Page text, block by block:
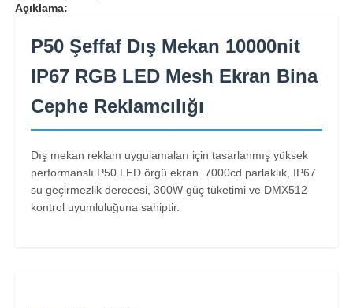
Açıklama:
P50 Şeffaf Dış Mekan 10000nit
IP67 RGB LED Mesh Ekran Bina
Cephe Reklamcılığı
Dış mekan reklam uygulamaları için tasarlanmış yüksek
performanslı P50 LED örgü ekran. 7000cd parlaklık, IP67
su geçirmezlik derecesi, 300W güç tüketimi ve DMX512
kontrol uyumluluğuna sahiptir.